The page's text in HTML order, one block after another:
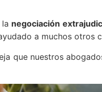
negociación
a muchos otros
que nuestros